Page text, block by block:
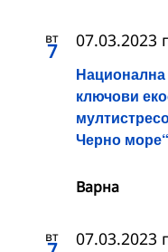
вт
7
ключови
Черно море“
07.03.2023
Варна
вт 07.03.2023